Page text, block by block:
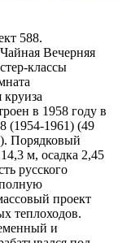
588.
Вечерняя
классы
в 1958 году в
(1954-1961) (49
Порядковый
м, осадка 2,45
русского
проект
теплоходов.
и